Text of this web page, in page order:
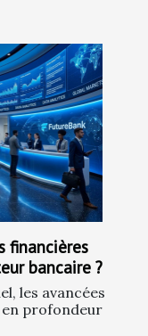
financières
bancaire ?
les avancées
profondeur